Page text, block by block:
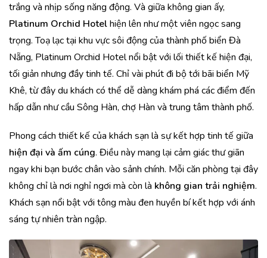
trắng và nhịp sống năng động. Và giữa không gian ấy,
Platinum Orchid Hotelhiện lên như một viên ngọc sang
trọng. Toạ lạc tại khu vực sôi động của thành phố biển Đà
Nẵng, Platinum Orchid Hotel nổi bật với lối thiết kế hiện đại,
tối giản nhưng đầy tinh tế. Chỉ vài phút đi bộ tới bãi biển Mỹ
Khê, từ đây du khách có thể dễ dàng khám phá các điểm đến
hấp dẫn như cầu Sông Hàn, chợ Hàn và trung tâm thành phố.
Phong cách thiết kế của khách sạn là sự kết hợp tinh tế giữa
hiện đại và ấm cúng. Điều này mang lại cảm giác thư giãn
ngay khi bạn bước chân vào sảnh chính. Mỗi căn phòng tại đây
không chỉ là nơi nghỉ ngơi mà còn là không gian trải nghiệm.
Khách sạn nổi bật với tông màu đen huyền bí kết hợp với ánh
sáng tự nhiên tràn ngập.